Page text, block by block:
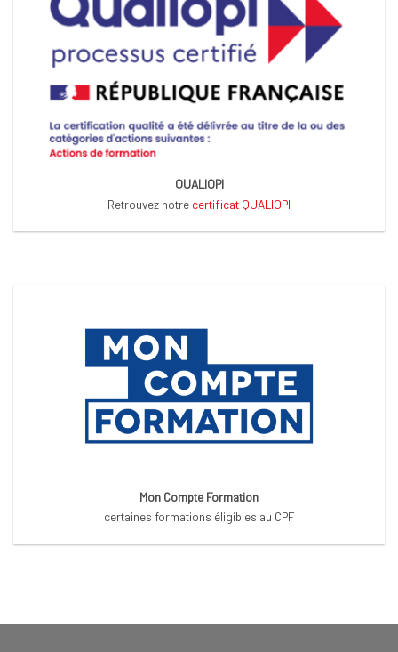
QUALIOPI
Retrouvez notre certificat QUALIOPI
Mon Compte Formation
certaines formations éligibles au CPF